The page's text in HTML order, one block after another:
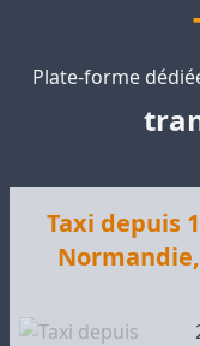
Plate-forme
Taxi depuis